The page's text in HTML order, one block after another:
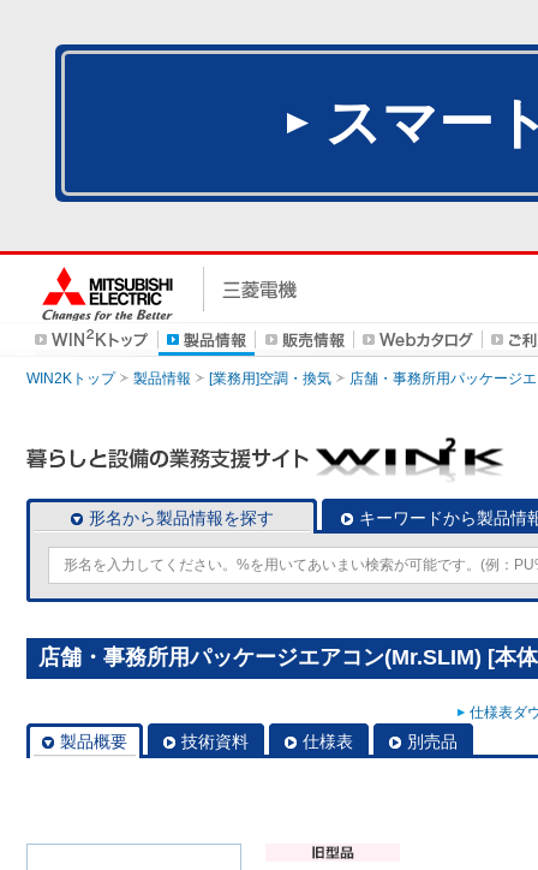
スマー
WIN2Kトップ 製品情報 [業務用]空調・換気 店舗・事務所用パッケージ
形名から製品情報を探す キーワードから製品情
店舗・事務所用パッケージエアコン(Mr.SLIM) [本
仕様表ダ
製品概要 技術資料 仕様表 別売品